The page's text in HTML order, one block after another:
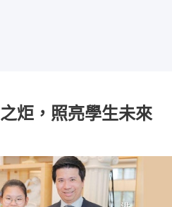
炬，照亮學生未來